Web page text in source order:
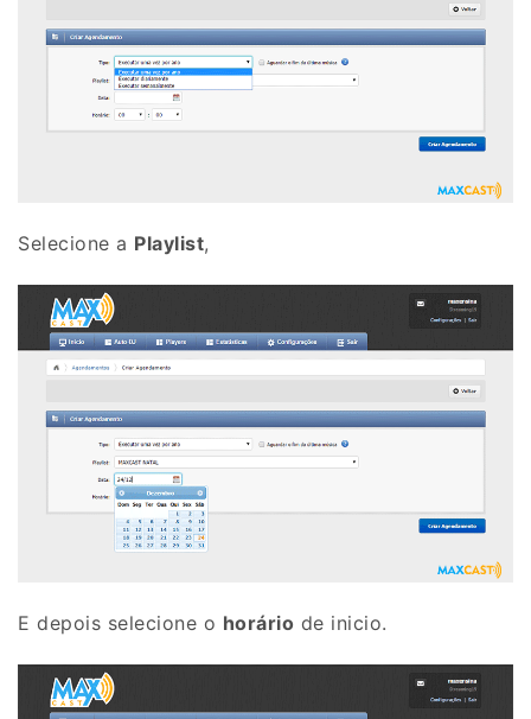
Selecione a Playlist,
E depois selecione o horário de inicio.